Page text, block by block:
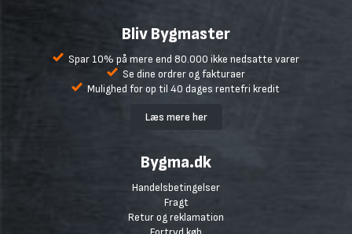
Bliv Bygmaster
Spar 10% på mere end 80.000 ikke nedsatte varer
Se dine ordrer og fakturaer
Mulighed for op til 40 dages rentefri kredit
Læs mere her
Bygma.dk
Handelsbetingelser
Fragt
Retur og reklamation